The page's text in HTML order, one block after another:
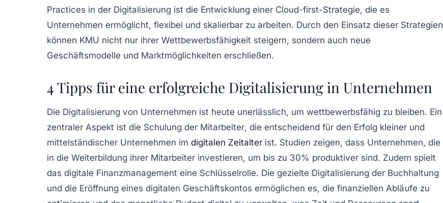
Practices in der Digitalisierung ist die Entwicklung einer Cloud-first-Strategie, die es
Unternehmen ermöglicht, flexibel und skalierbar zu arbeiten. Durch den Einsatz dieser Strategien
können KMU nicht nur ihrer Wettbewerbsfähigkeit steigern, sondern auch neue
Geschäftsmodelle und Marktmöglichkeiten erschließen.
4 Tipps für eine erfolgreiche Digitalisierung in Unternehmen
Die Digitalisierung von Unternehmen ist heute unerlässlich, um wettbewerbsfähig zu bleiben. Ein
zentraler Aspekt ist die Schulung der Mitarbeiter, die entscheidend für den Erfolg kleiner und
mittelständischer Unternehmen im digitalen Zeitalter ist. Studien zeigen, dass Unternehmen, die
in die Weiterbildung ihrer Mitarbeiter investieren, um bis zu 30% produktiver sind. Zudem spielt
das digitale Finanzmanagement eine Schlüsselrolle. Die gezielte Digitalisierung der Buchhaltung
und die Eröffnung eines digitalen Geschäftskontos ermöglichen es, die finanziellen Abläufe zu